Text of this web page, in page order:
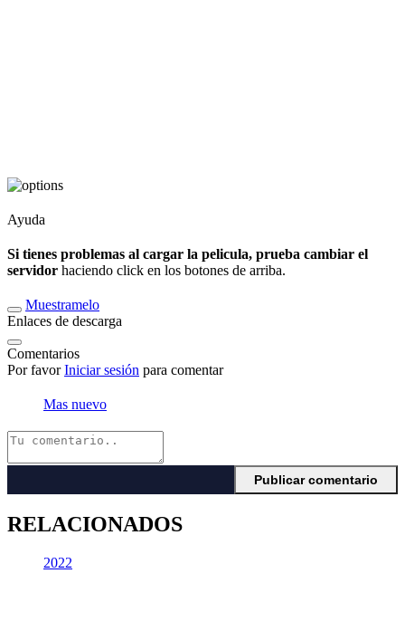
Ayuda
Si tienes problemas al cargar la pelicula, prueba cambiar el
servidor haciendo click en los botones de arriba.
Muestramelo
Enlaces de descarga
Comentarios
Por favorIniciar sesión para comentar
Mas nuevo
RELACIONADOS
2022